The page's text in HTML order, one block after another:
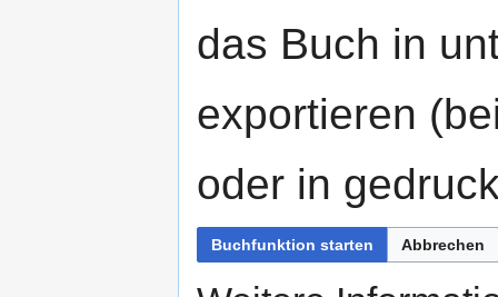
das Buch in
exportieren
oder in
Buchfunktion starten Abbrechen